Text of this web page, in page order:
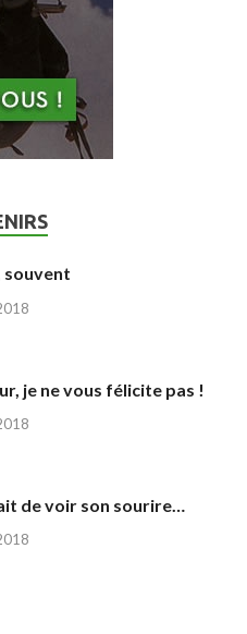
souvent
je ne vous félicite pas !
de voir son sourire…